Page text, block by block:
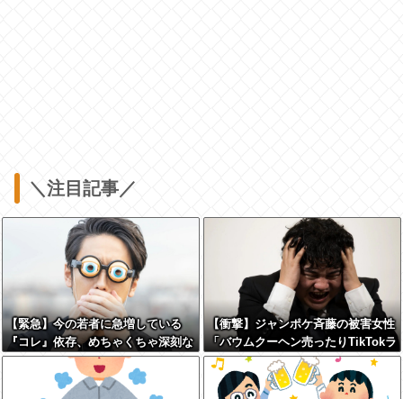
＼注目記事／
【緊急】今の若者に急増している
『コレ』依存、めちゃくちゃ深刻な
模様w w w w w w w w w w
【衝撃】ジャンポケ斉藤の被害女性
「バウムクーヘン売ったりTikTokラ
イブしててムカついたから示談しな
かった」←コレってさ…